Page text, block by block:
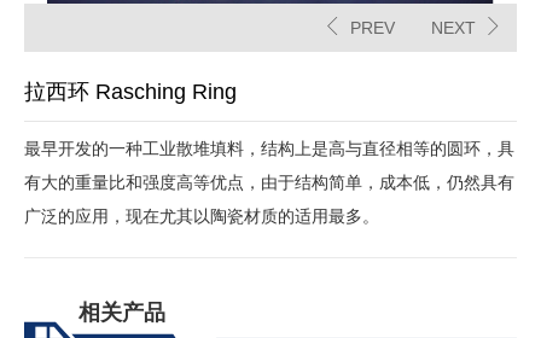
PREV NEXT
拉西环 Rasching Ring
最早开发的一种工业散堆填料，结构上是高与直径相等的圆环，具
有大的重量比和强度高等优点，由于结构简单，成本低，仍然具有
广泛的应用，现在尤其以陶瓷材质的适用最多。
相关产品